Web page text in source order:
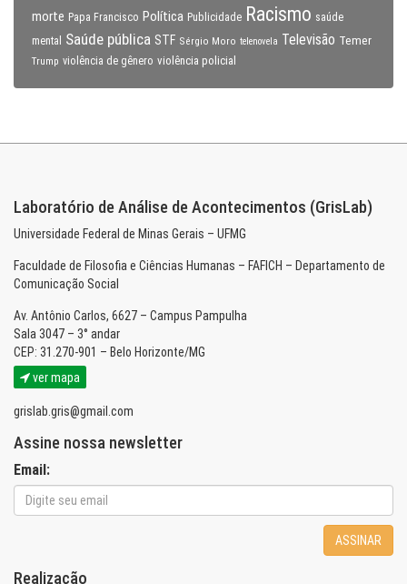
morte Papa Francisco Política Publicidade Racismo saúde
mental
Saúde pública STF Sérgio Moro telenovela Televisão Temer
Trump violência de gênero violência policial
Laboratório de Análise de Acontecimentos (GrisLab)
Universidade Federal de Minas Gerais – UFMG
Faculdade de Filosofia e Ciências Humanas – FAFICH – Departamento de
Comunicação Social
Av. Antônio Carlos, 6627 – Campus Pampulha
Sala 3047 – 3° andar
CEP: 31.270-901 – Belo Horizonte/MG
ver mapa
grislab.gris@gmail.com
Assine nossa newsletter
Email:
ASSINAR
Realização